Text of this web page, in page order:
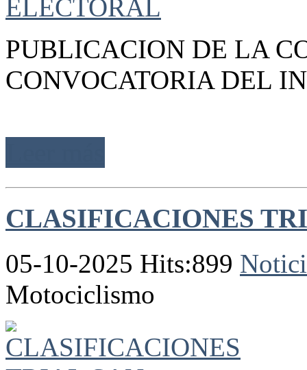
PUBLICACION DE LA
CONVOCATORIA DEL
CLASIFICACIONES
05-10-2025 Hits:899
Motociclismo